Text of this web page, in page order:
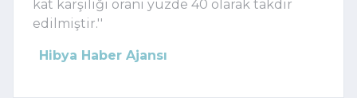
kat karşılığı oranı yüzde 40 olarak takdir
edilmiştir.''
Hibya Haber Ajansı